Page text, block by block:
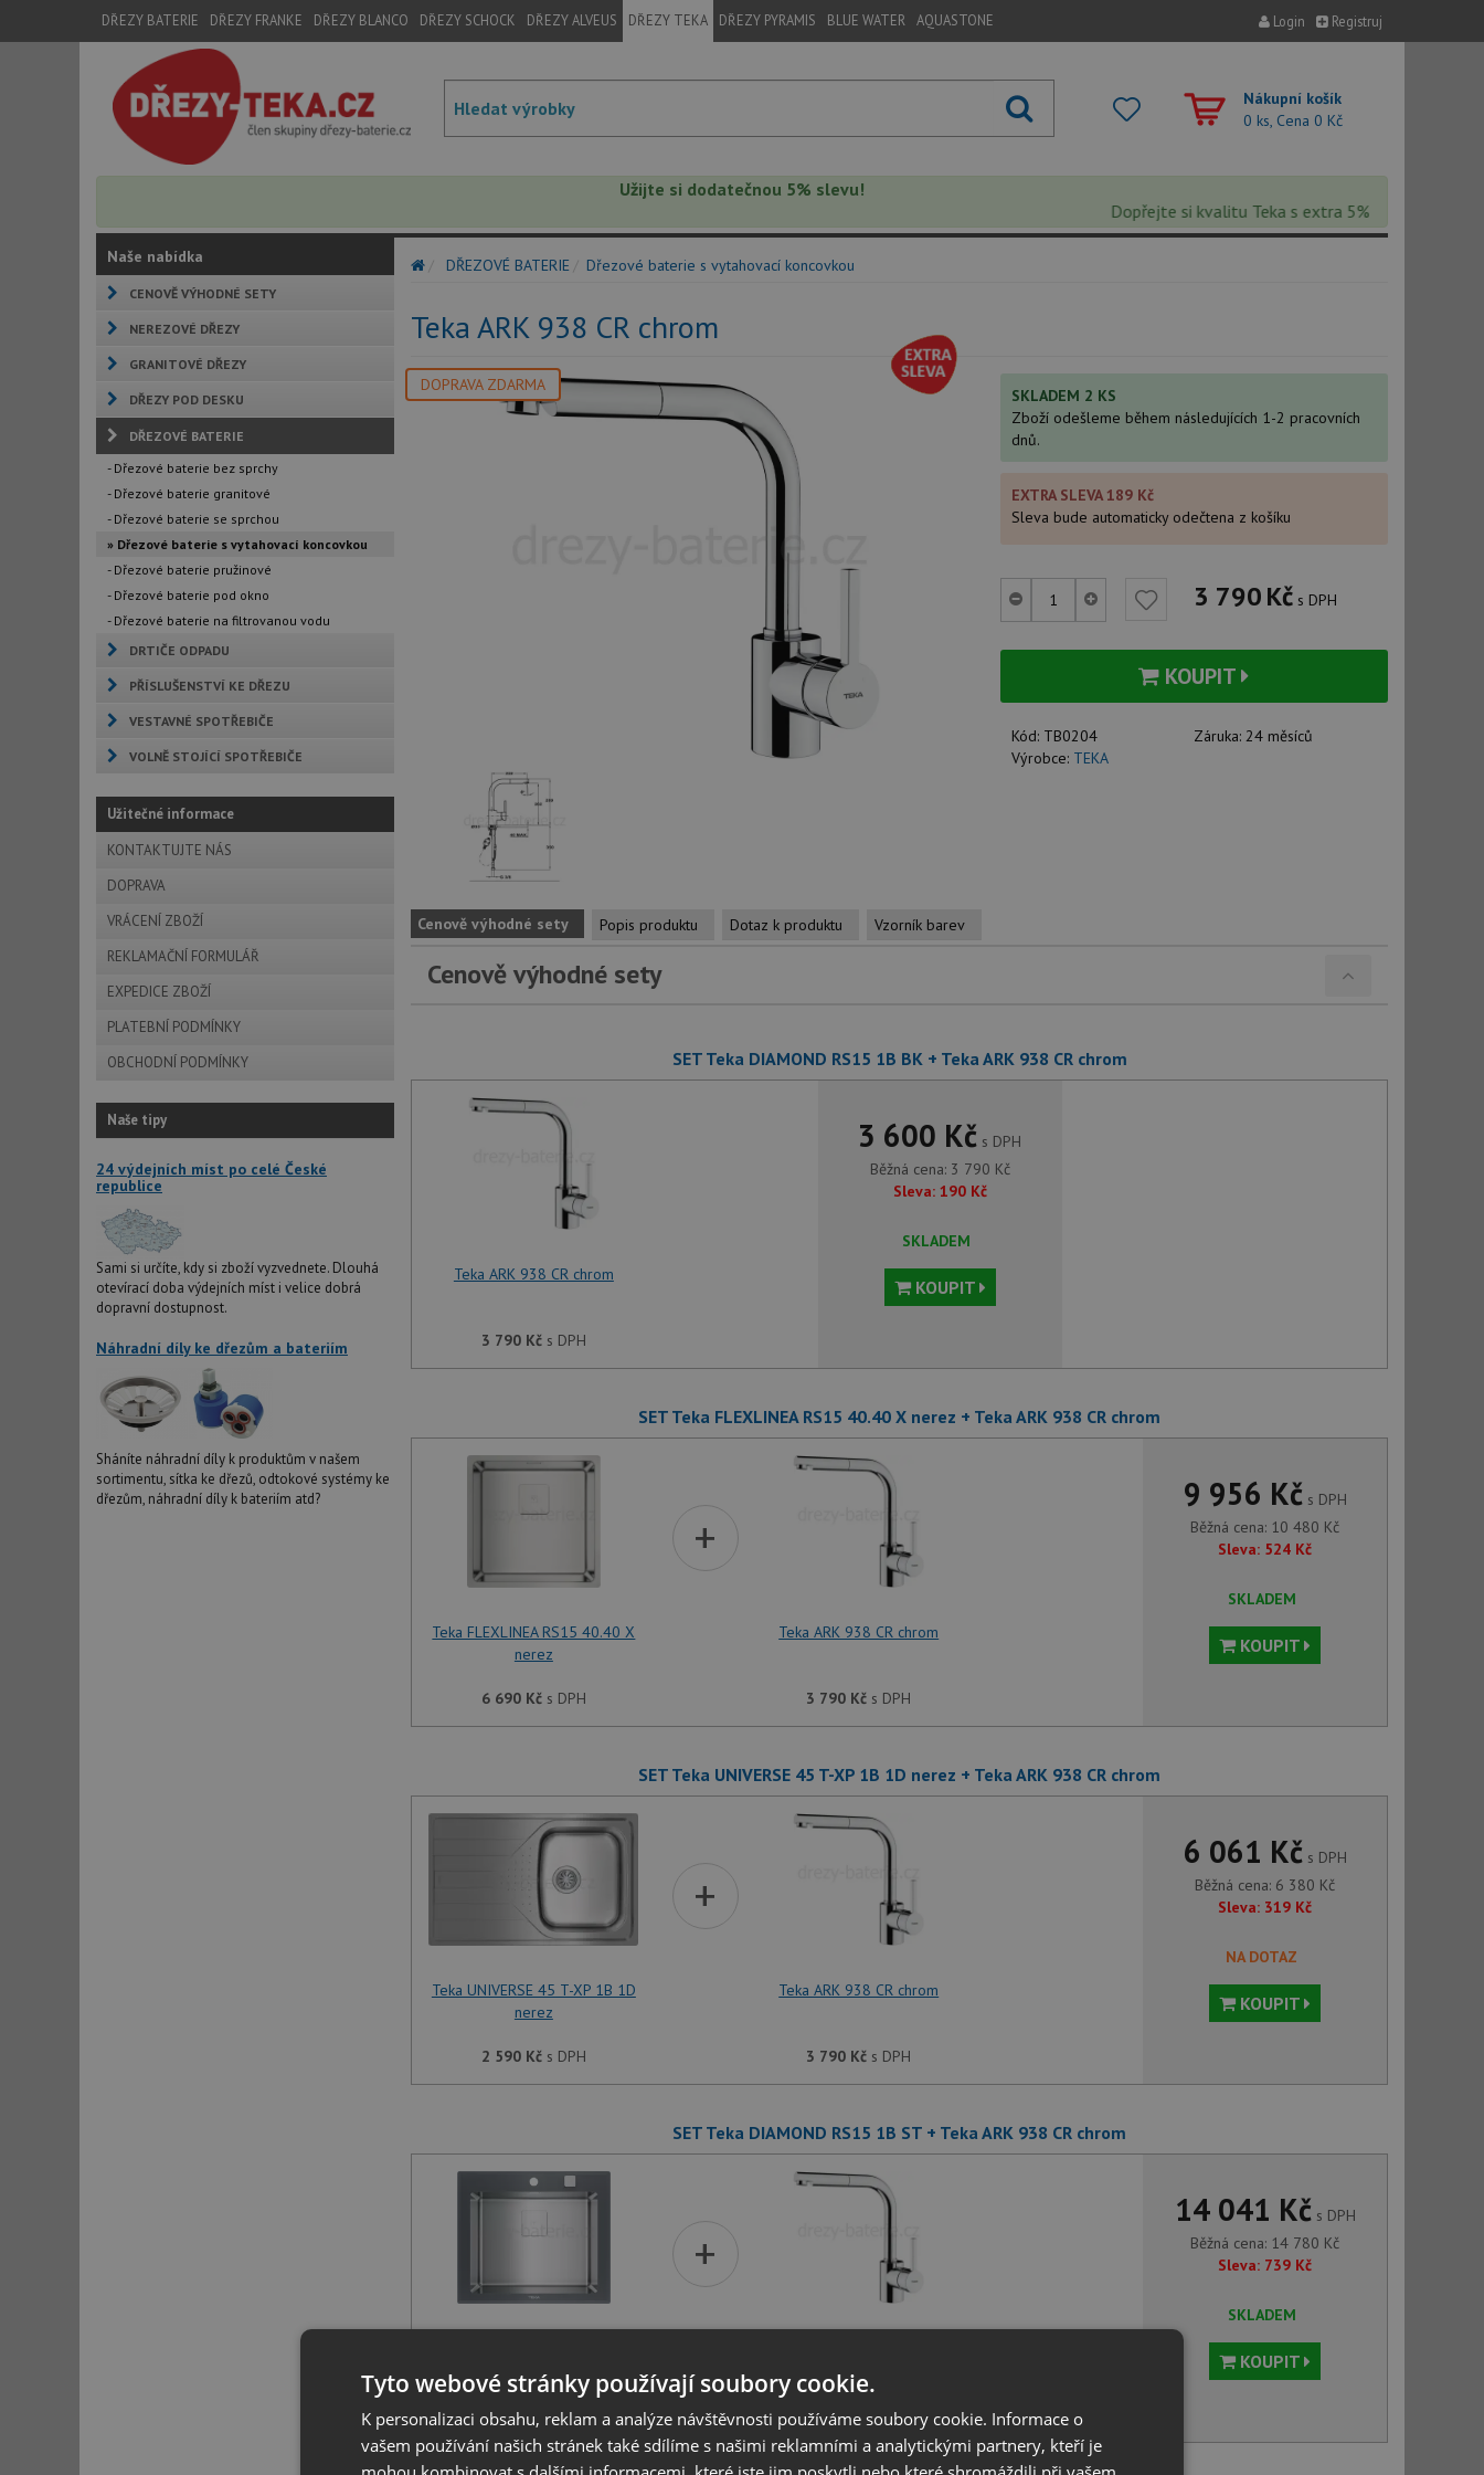
DŘEZY BATERIE DŘEZY FRANKE DŘEZY BLANCO DŘEZY SCHOCK DŘEZY ALVEUS DŘEZY TEKA DŘEZY PYRAMIS BLUE WATER AQUASTONE Login Registruj
Nákupní košík
0 ks, Cena 0 Kč
Užijte si dodatečnou 5% slevu!
Dopřejte si kvalitu Teka s extra 5% slevou – sleva se
Naše nabídka
CENOVĚ VÝHODNÉ SETY
NEREZOVÉ DŘEZY
GRANITOVÉ DŘEZY
DŘEZY POD DESKU
DŘEZOVÉ BATERIE
- Dřezové baterie bez sprchy
- Dřezové baterie granitové
- Dřezové baterie se sprchou
» Dřezové baterie s vytahovací koncovkou
- Dřezové baterie pružinové
- Dřezové baterie pod okno
- Dřezové baterie na filtrovanou vodu
DRTIČE ODPADU
PŘÍSLUŠENSTVÍ KE DŘEZU
VESTAVNÉ SPOTŘEBIČE
VOLNĚ STOJÍCÍ SPOTŘEBIČE
Užitečné informace
KONTAKTUJTE NÁS
DOPRAVA
VRÁCENÍ ZBOŽÍ
REKLAMAČNÍ FORMULÁŘ
EXPEDICE ZBOŽÍ
PLATEBNÍ PODMÍNKY
OBCHODNÍ PODMÍNKY
Naše tipy
24 výdejních míst po celé České
republice
Sami si určíte, kdy si zboží vyzvednete. Dlouhá
otevírací doba výdejních míst i velice dobrá
dopravní dostupnost.
Náhradní díly ke dřezům a bateriím
Sháníte náhradní díly k produktům v našem
sortimentu, sítka ke dřezů, odtokové systémy ke
dřezům, náhradní díly k bateriím atd?
DŘEZOVÉ BATERIE Dřezové baterie s vytahovací koncovkou
Teka ARK 938 CR chrom
DOPRAVA ZDARMA
SKLADEM 2 KS
Zboží odešleme během následujících 1-2 pracovních
dnů.
EXTRA SLEVA 189 Kč
Sleva bude automaticky odečtena z košíku
3 790Kč s DPH
KOUPIT
Kód: TB0204 Záruka:24 měsíců
Výrobce: TEKA
Cenově výhodné sety Popis produktu Dotaz k produktu Vzorník barev
Cenově výhodné sety
SET Teka DIAMOND RS15 1B BK + Teka ARK 938 CR chrom
Teka ARK 938 CR chrom
3 790 Kčs DPH
3 600 Kč s DPH
Běžná cena: 3 790 Kč
Sleva: 190 Kč
SKLADEM
KOUPIT
SET Teka FLEXLINEA RS15 40.40 X nerez + Teka ARK 938 CR chrom
Teka FLEXLINEA RS15 40.40 X
nerez
6 690 Kčs DPH
+
Teka ARK 938 CR chrom
3 790 Kč s DPH
9 956 Kčs DPH
Běžná cena: 10 480 Kč
Sleva: 524 Kč
SKLADEM
KOUPIT
SET Teka UNIVERSE 45 T-XP 1B 1D nerez + Teka ARK 938 CR chrom
Teka UNIVERSE 45 T-XP 1B 1D
nerez
2 590 Kčs DPH
+
Teka ARK 938 CR chrom
3 790 Kč s DPH
6 061 Kčs DPH
Běžná cena: 6 380 Kč
Sleva: 319 Kč
NA DOTAZ
KOUPIT
SET Teka DIAMOND RS15 1B ST + Teka ARK 938 CR chrom
10 990 Kčs DPH
+
3 790 Kčs DPH
14 041 Kčs DPH
Běžná cena: 14 780 Kč
Sleva: 739 Kč
SKLADEM
KOUPIT
Tyto webové stránky používají soubory cookie.
K personalizaci obsahu, reklam a analýze návštěvnosti používáme soubory cookie. Informace o
vašem používání našich stránek také sdílíme s našimi reklamními a analytickými partnery, kteří je